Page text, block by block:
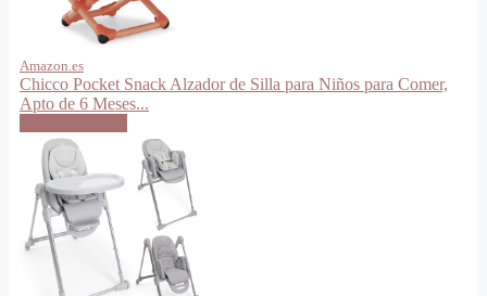
Amazon.es
Chicco Pocket Snack Alzador de Silla para Niños para Comer,
Apto de 6 Meses...